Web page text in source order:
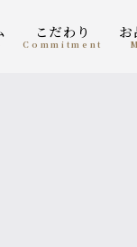
こだわり
Commitment